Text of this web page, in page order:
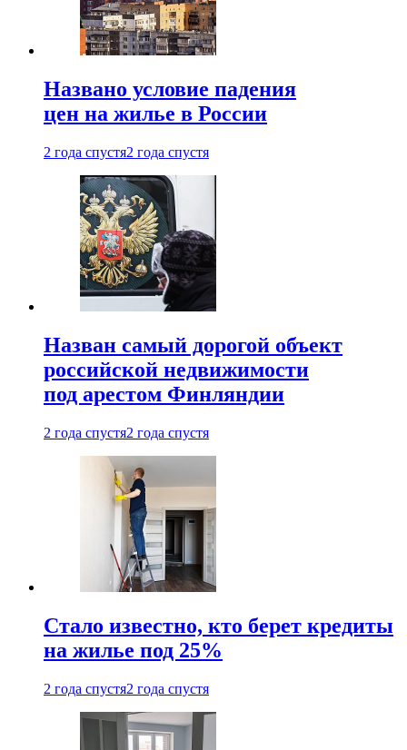
Названо условие падения
цен на жилье в России
2 года спустя2 года спустя
Назван самый дорогой объект
российской недвижимости
под арестом Финляндии
2 года спустя2 года спустя
Стало известно, кто берет кредиты
на жилье под 25%
2 года спустя2 года спустя